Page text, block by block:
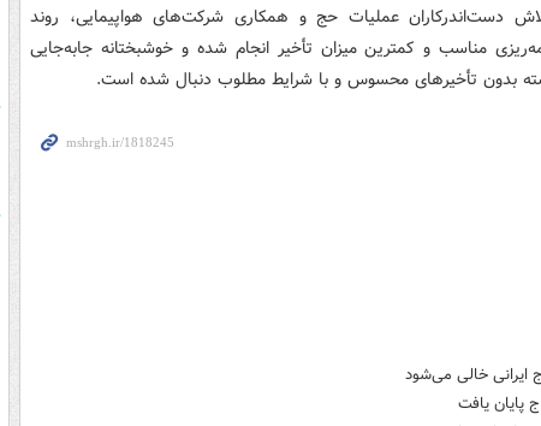
دست‌اندرکاران عملیات حج و همکاری شرکت‌های هواپیمایی، روند
مناسب و کمترین میزان تأخیر انجام شده و خوشبختانه جابه‌جایی
بدون تأخیرهای محسوس و با شرایط مطلوب دنبال شده است.
ایرانی خالی می‌شود
پایان یافت